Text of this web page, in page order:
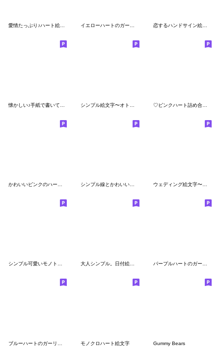
愛情たっぷり♪ハート絵文字 イエローハートのガーリーで可愛い絵文字 恋するハンドサイン絵文字
♡ピンクハート詰め合わせ♡
ウェディング絵文字〜招待状風〜
シンプル可愛いモノトーン絵文字♡2.1 大人シンプル。日付絵文字 パープルハートのガーリーで可愛い絵文字
モノクロハート絵文字 Gummy Bears